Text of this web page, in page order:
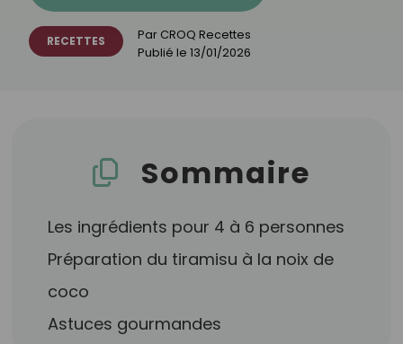
RECETTES Par CROQ Recettes
Publié le 13/01/2026
Sommaire
Les ingrédients pour 4 à 6 personnes
Préparation du tiramisu à la noix de
coco
Astuces gourmandes